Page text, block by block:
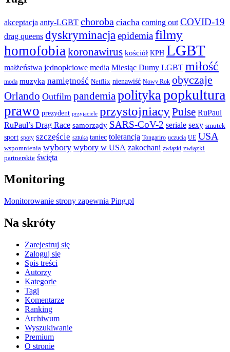
akceptacja anty-LGBT choroba ciacha coming out COVID-19
drag queens dyskryminacjaepidemiafilmy
homofobiakoronawirus kościół KPH LGBT
małżeństwa jednopłciowe media Miesiąc Dumy LGBT miłość
moda muzyka namiętność Netflix nienawiść Nowy Rok obyczaje
Orlando Outfilm pandemia politykapopkultura
prawo prezydent przyjaciele przystojniacyPulse RuPaul
RuPaul’s Drag Race samorządy SARS-CoV-2 seriale sexy smutek
sport spoty szczęście sztuka taniec tolerancja Tongariro uczucia UE USA
wspomnienia wybory wybory w USA zakochani związki związki
partnerskie święta
Monitoring
Monitorowanie strony zapewnia Ping.pl
Na skróty
Zarejestruj się
Zaloguj się
Spis treści
Autorzy
Kategorie
Tagi
Komentarze
Ranking
Archiwum
Wyszukiwanie
Premium
O stronie